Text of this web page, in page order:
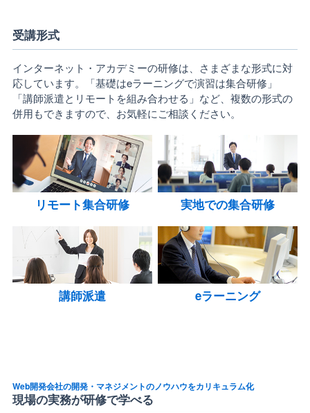
受講形式
インターネット・アカデミーの研修は、さまざまな形式に対
応しています。「基礎はeラーニングで演習は集合研修」
「講師派遣とリモートを組み合わせる」など、複数の形式の
併用もできますので、お気軽にご相談ください。
リモート集合研修 実地での集合研修
講師派遣 eラーニング
Web開発会社の開発・マネジメントのノウハウをカリキュラム化
現場の実務が研修で学べる